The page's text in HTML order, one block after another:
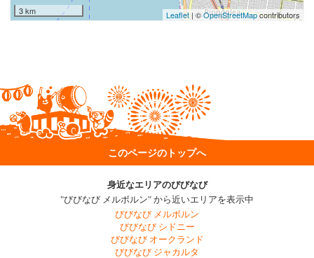
3 km Leaflet| ©OpenStreetMapcontributors
このページのトップへ
身近なエリアのびびなび
"びびなび メルボルン" から近いエリアを表示中
びびなび メルボルン
びびなび シドニー
びびなび オークランド
びびなび ジャカルタ